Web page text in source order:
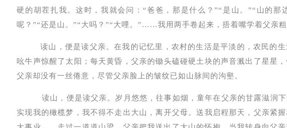
硬的胡茬扎我。这时，我就会问：“爸爸，那是什么？”“是山。”“山的那
呢？”“还是山。”“大吗？”“大哩。”……我用两手卷起来，捂着嘴学着父亲
读山，便是读父亲。在我的记忆里，农村的生活是平淡的，农民的
吆牛声惊醒了太阳；每天黄昏，父亲的锄头磕碰硬土块的声音溅出了星星
父亲却没有一丝倦意，尽管父亲脸上的皱纹已如山脉间的沟壑。
读山，便是读父亲。岁月悠悠，往事如烟，童年在父亲的甘露滋润
实现我的橄榄梦，我不得不走出大山，离开父母。送我启程那天，父亲紧